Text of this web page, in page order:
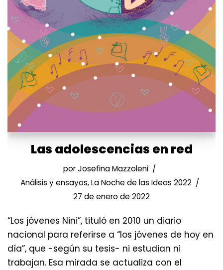
Las adolescencias en red
porJosefina Mazzoleni
Análisis y ensayos,La Noche de las Ideas 2022
27 de enero de 2022
“Los jóvenes Nini”, tituló en 2010 un diario
nacional para referirse a “los jóvenes de hoy en
día”, que -según su tesis- ni estudian ni
trabajan. Esa mirada se actualiza con el